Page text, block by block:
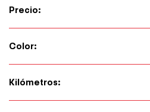
Precio:
Color:
Kilómetros: